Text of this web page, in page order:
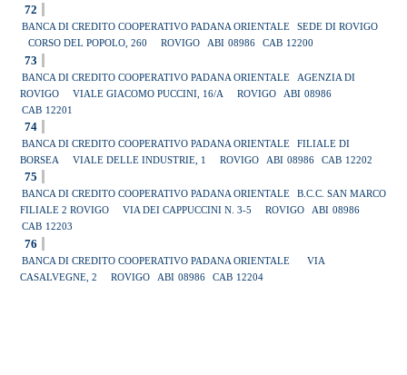
72
BANCA DI CREDITO COOPERATIVO PADANA ORIENTALE
SEDE DI ROVIGO
CORSO DEL POPOLO, 260
ROVIGO ABI 08986 CAB 12200
73
BANCA DI CREDITO COOPERATIVO PADANA ORIENTALE
AGENZIA DI
ROVIGO
VIALE GIACOMO PUCCINI, 16/A ROVIGO ABI 08986
CAB 12201
74
BANCA DI CREDITO COOPERATIVO PADANA ORIENTALE
FILIALE DI
BORSEA
VIALE DELLE INDUSTRIE, 1 ROVIGO ABI 08986 CAB 12202
75
BANCA DI CREDITO COOPERATIVO PADANA ORIENTALE
B.C.C. SAN MARCO
FILIALE 2 ROVIGO
VIA DEI CAPPUCCINI N. 3-5 ROVIGO ABI 08986
CAB 12203
76
BANCA DI CREDITO COOPERATIVO PADANA ORIENTALE
VIA
CASALVEGNE, 2
ROVIGO ABI 08986 CAB 12204